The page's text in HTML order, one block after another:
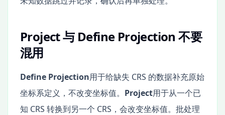
Project 与 Define Projection 不要
混用
Define Projection用于给缺失 CRS 的数据补充原始
坐标系定义，不改变坐标值。 Project用于从一个已
知 CRS 转换到另一个 CRS，会改变坐标值。批处理